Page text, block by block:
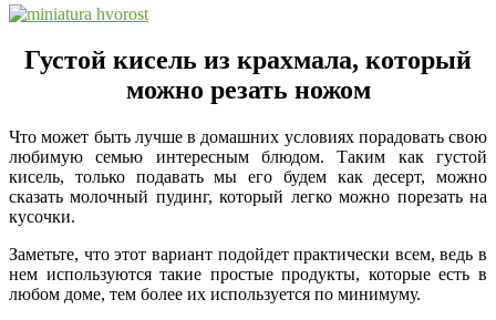
Густой кисель из крахмала, который
можно резать ножом
Что может быть лучше в домашних условиях порадовать свою
любимую семью интересным блюдом. Таким как густой
кисель, только подавать мы его будем как десерт, можно
сказать молочный пудинг, который легко можно порезать на
кусочки.
Заметьте, что этот вариант подойдет практически всем, ведь в
нем используются такие простые продукты, которые есть в
любом доме, тем более их используется по минимуму.